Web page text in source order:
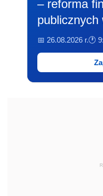
– reforma
publicznych
📅 26.08.2026 r.🕐